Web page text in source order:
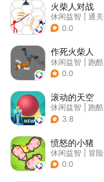
火柴人对战
休闲益智
通关
| 火柴人
0.0
作死火柴人
休闲益智 跑酷
| 62游戏
0.0
滚动的天空
休闲益智
跑酷
| 女性向
3.8
愤怒的小猪
休闲益智 冒险
| Q版
0.0